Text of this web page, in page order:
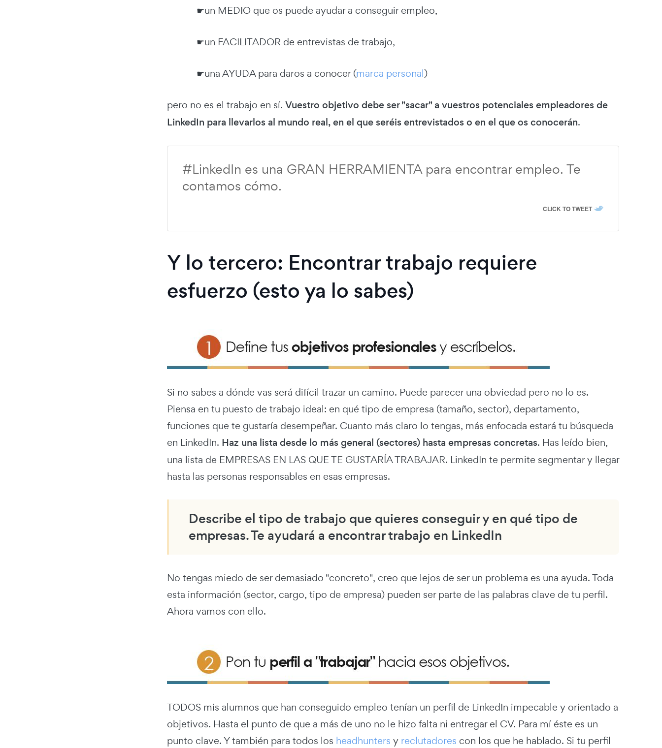
☛un MEDIO que os puede ayudar a conseguir empleo,
☛un FACILITADOR de entrevistas de trabajo,
☛una AYUDA para daros a conocer (marca personal)
pero no es el trabajo en sí. Vuestro objetivo debe ser "sacar" a vuestros potenciales empleadores de
LinkedIn para llevarlos al mundo real, en el que seréis entrevistados o en el que os conocerán.
#LinkedIn es una GRAN HERRAMIENTA para encontrar empleo. Te
contamos cómo.
CLICK TO TWEET
Y lo tercero: Encontrar trabajo requiere
esfuerzo (esto ya lo sabes)
Si no sabes a dónde vas será difícil trazar un camino. Puede parecer una obviedad pero no lo es.
Piensa en tu puesto de trabajo ideal: en qué tipo de empresa (tamaño, sector), departamento,
funciones que te gustaría desempeñar. Cuanto más claro lo tengas, más enfocada estará tu búsqueda
en LinkedIn. Haz una lista desde lo más general (sectores) hasta empresas concretas. Has leído bien,
una lista de EMPRESAS EN LAS QUE TE GUSTARÍA TRABAJAR. LinkedIn te permite segmentar y llegar
hasta las personas responsables en esas empresas.
Describe el tipo de trabajo que quieres conseguir y en qué tipo de
empresas. Te ayudará a encontrar trabajo en LinkedIn
No tengas miedo de ser demasiado "concreto", creo que lejos de ser un problema es una ayuda. Toda
esta información (sector, cargo, tipo de empresa) pueden ser parte de las palabras clave de tu perfil.
Ahora vamos con ello.
TODOS mis alumnos que han conseguido empleo tenían un perfil de LinkedIn impecable y orientado a
objetivos. Hasta el punto de que a más de uno no le hizo falta ni entregar el CV. Para mí éste es un
punto clave. Y también para todos los headhunters y reclutadores con los que he hablado. Si tu perfil